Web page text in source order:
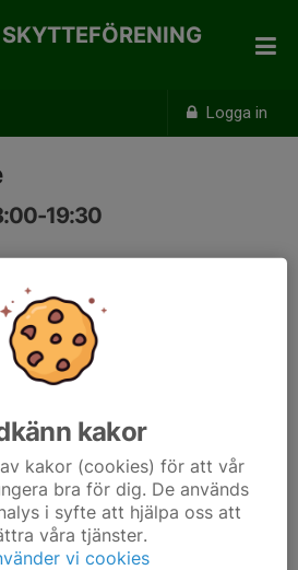
Logga in
19:30
Ni är välkomna direkt ner till
medlemmar. Logga in här
kakor
kakor (cookies) för att vår
bra för dig. De används
i syfte att hjälpa oss att
våra tjänster.
vi cookies